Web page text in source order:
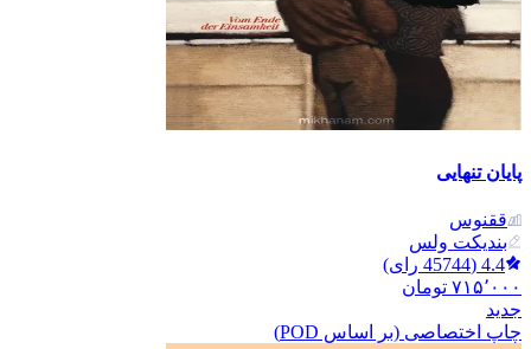
پایان تنهایی
ققنوس
بندیکت ولس
4.4
(
45744 رای)
۷۱۵٬۰۰۰ تومان
جدید
چاپ اختصاصی (بر اساس POD)